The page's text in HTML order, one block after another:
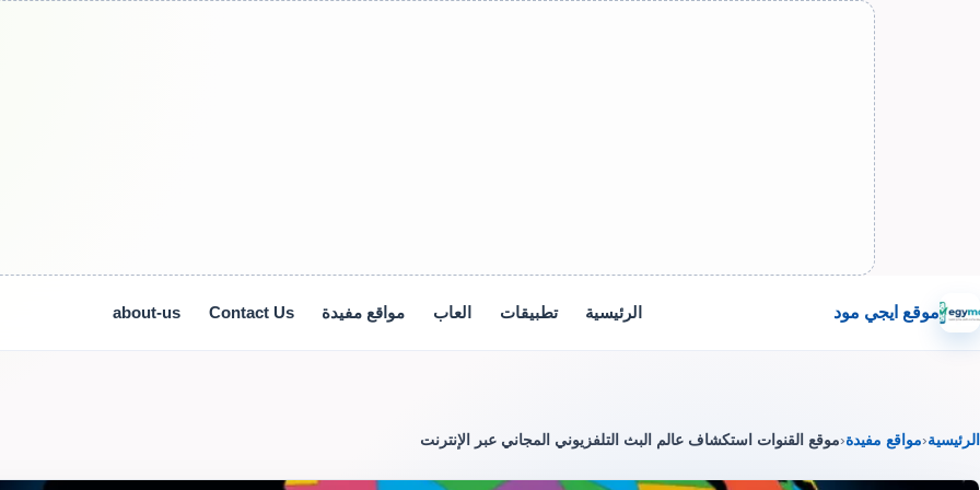
موقع ايجي مود الرئيسية تطبيقات العاب مواقع مفيدة Contact Us
about-us
الرئيسية‹مواقع مفيدة‹موقع القنوات استكشاف عالم البث التلفزيوني المجاني عبر الإنترنت